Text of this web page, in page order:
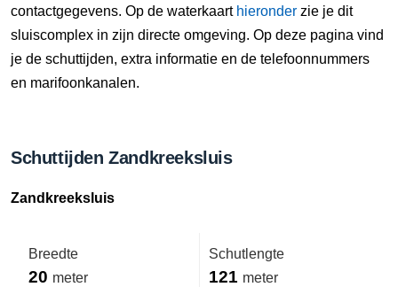
contactgegevens. Op de waterkaart hieronder zie je dit
sluiscomplex in zijn directe omgeving. Op deze pagina vind
je de schuttijden, extra informatie en de telefoonnummers
en marifoonkanalen.
Schuttijden Zandkreeksluis
Zandkreeksluis
Breedte
20 meter
Schutlengte
121 meter